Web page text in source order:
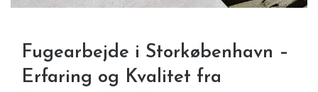
Fugearbejde i Storkøbenhavn –
Erfaring og Kvalitet fra